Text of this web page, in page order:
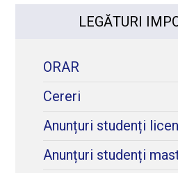
LEGĂTURI
ORAR
Cereri
Anunțuri studenți
Anunțuri studenți